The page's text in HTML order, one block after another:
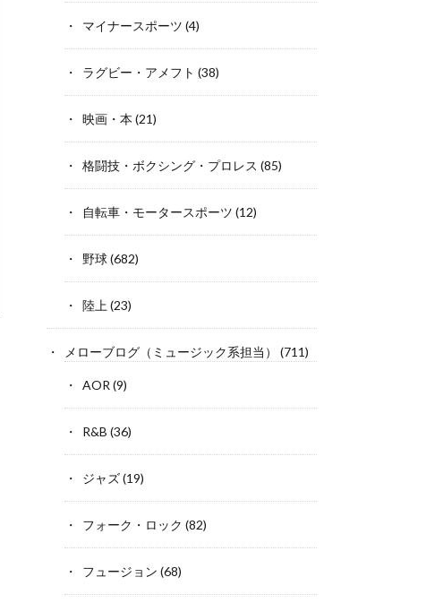
マイナースポーツ (4)
ラグビー・アメフト (38)
映画・本 (21)
格闘技・ボクシング・プロレス (85)
自転車・モータースポーツ (12)
野球(682)
陸上 (23)
メローブログ（ミュージック系担当） (711)
AOR (9)
R&B (36)
ジャズ(19)
フォーク・ロック (82)
フュージョン (68)